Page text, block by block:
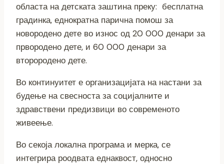
областа на детската заштина преку: бесплатна
градинка, еднократна парична помош за
новородено дете во износ од 20 000 денари за
првородено дете, и 60 000 денари за
второродено дете.
Во континуитет е организацијата на настани за
будење на свесноста за социјалните и
здравствени предизвици во современото
живеење.
Во секоја локална програма и мерка, се
интегрира роодвата еднаквост, односно